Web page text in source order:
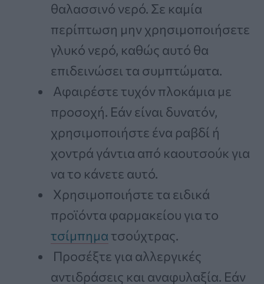
θαλασσινό νερό. Σε καμία
περίπτωση μην χρησιμοποιήσετε
γλυκό νερό, καθώς αυτό θα
επιδεινώσει τα συμπτώματα.
Αφαιρέστε τυχόν πλοκάμια με
προσοχή. Εάν είναι δυνατόν,
χρησιμοποιήστε ένα ραβδί ή
χοντρά γάντια από καουτσούκ για
να το κάνετε αυτό.
Χρησιμοποιήστε τα ειδικά
προϊόντα φαρμακείου για το
τσίμπημα τσούχτρας.
Προσέξτε για αλλεργικές
αντιδράσεις και αναφυλαξία. Εάν